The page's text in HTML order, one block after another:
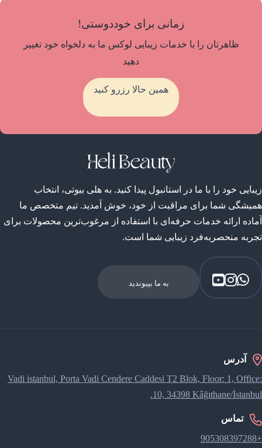
زمانی برای خوددوستی!
ظاهرتان را با خدمات زیبایی لوکس ما به دلخواه خود تغییر
دهید
همین حالا رزرو کنید
زیبایی خود را با ما در استانبول پیدا کنید. به هلی بیوتی، انتخاب
همیشگی شما برای مراقبت از خود، خوش آمدید. تیم متخصص ما
آماده ارائه خدمات حرفه‌ای با استفاده از مرغوب‌ترین محصولات برای
تجربه منحصربه‌فرد زیبایی شما است.
به ما بپیوندید
آدرس
Vadi istanbul, Porta Vadi Cendere Caddesi​ T2 Blok, Floor: 1, Office:
10, 34398 Kâğıthane/İstanbul.
تماس
+905308397288